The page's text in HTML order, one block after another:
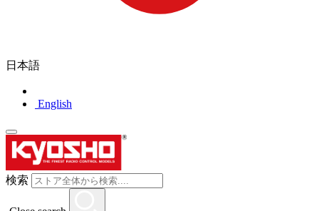
日本語
English
検索